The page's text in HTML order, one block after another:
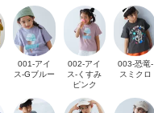
001-アイ
ス-Gブルー
002-アイ
ス-くすみ
ピンク
003-恐竜-
スミクロ